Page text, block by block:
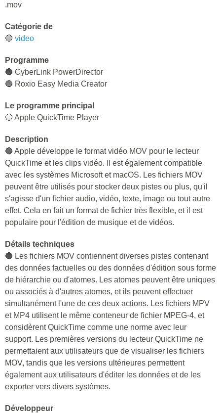
.mov
Catégorie de
🔵 video
Programme
🔵 CyberLink PowerDirector
🔵 Roxio Easy Media Creator
Le programme principal
🔵 Apple QuickTime Player
Description
🔵 Apple développe le format vidéo MOV pour le lecteur
QuickTime et les clips vidéo. Il est également compatible
avec les systèmes Microsoft et macOS. Les fichiers MOV
peuvent être utilisés pour stocker deux pistes ou plus, qu'il
s'agisse d'un fichier audio, vidéo, texte, image ou tout autre
effet. Cela en fait un format de fichier très flexible, et il est
populaire pour l'édition de musique et de vidéos.
Détails techniques
🔵 Les fichiers MOV contiennent diverses pistes contenant
des données factuelles ou des données d'édition sous forme
de hiérarchie ou d'atomes. Les atomes peuvent être uniques
ou associés à d'autres atomes, et ils peuvent effectuer
simultanément l'une de ces deux actions. Les fichiers MPV
et MP4 utilisent le même conteneur de fichier MPEG-4, et
considèrent QuickTime comme une norme avec leur
support. Les premières versions du lecteur QuickTime ne
permettaient aux utilisateurs que de visualiser les fichiers
MOV, tandis que les versions ultérieures permettent
également aux utilisateurs d'éditer les données et de les
exporter vers divers systèmes.
Développeur